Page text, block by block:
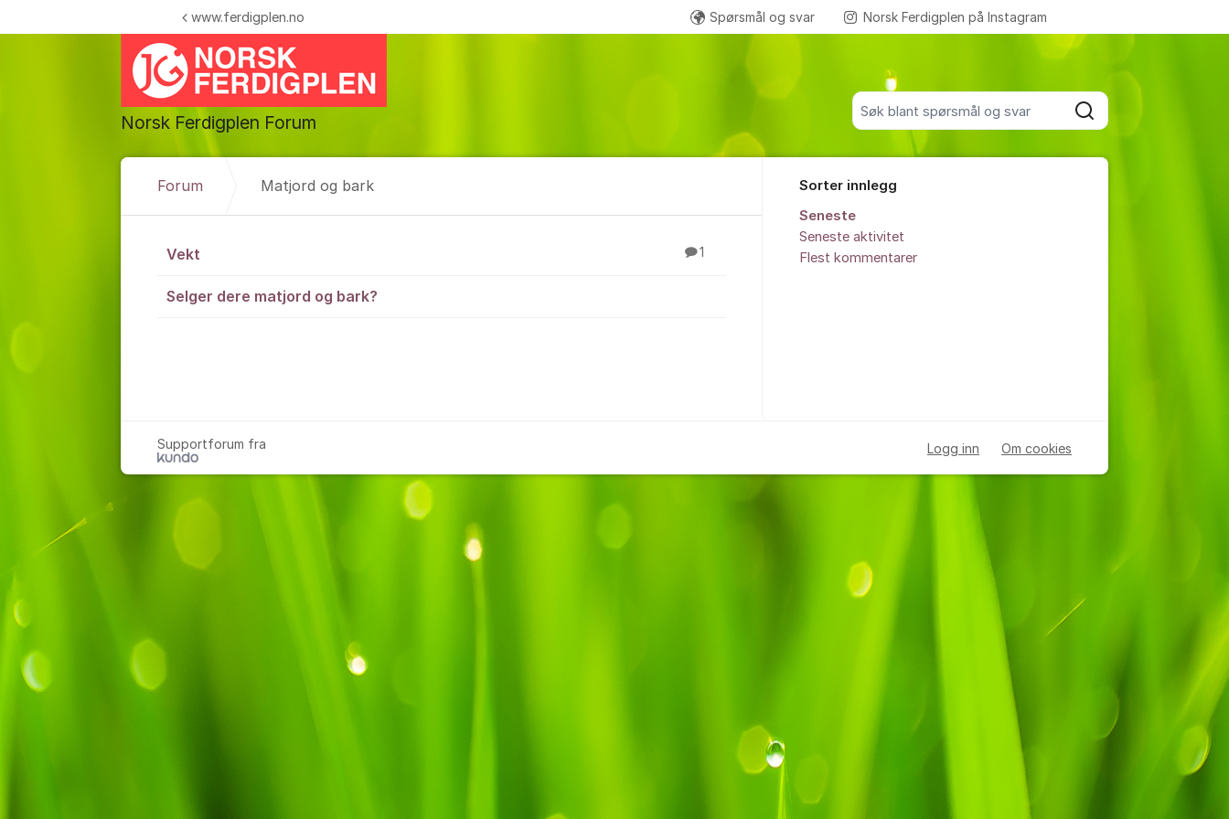
Norsk Ferdigplen Forum
Søk blant alle innlegg
Søk
www.ferdigplen.no Spørsmål og svar Norsk Ferdigplen på InstagramFlere supportlenker
Forum Matjord og bark
Matjord og bark
Vekt 1
Selger dere matjord og bark?
Sorter innlegg
Seneste
Seneste aktivitet
Flest kommentarer
Supportforum fra Logg inn Om cookies